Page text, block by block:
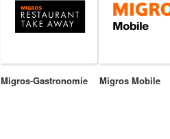
Migros-Gastronomie Migros Mobile